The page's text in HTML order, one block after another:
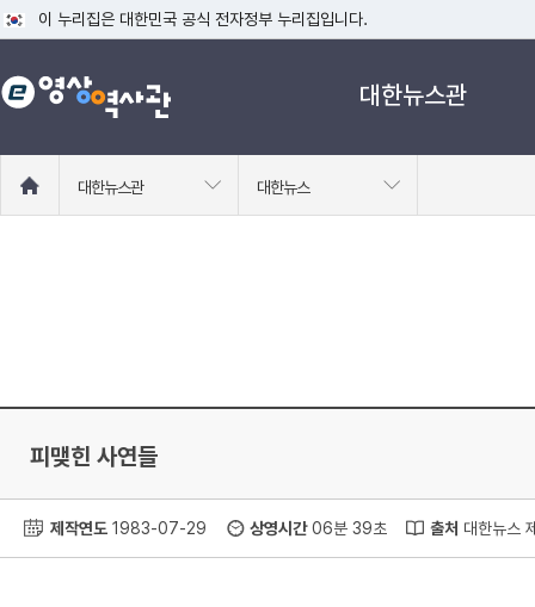
이 누리집은 대한민국 공식 전자정부 누리집입니다.
공식 누리집 주소 확인하기
go.kr 주소를 사용하는 누리집은 대한민국 정부기관이 관리하는 누리집입니
대한뉴스관
로
대한뉴스관 대한뉴스
피맺힌 사연들
제작연도 1983-07-29 상영시간06분 39초 출처 대한뉴스